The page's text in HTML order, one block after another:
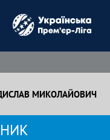
МИКОЛАЙОВИЧ